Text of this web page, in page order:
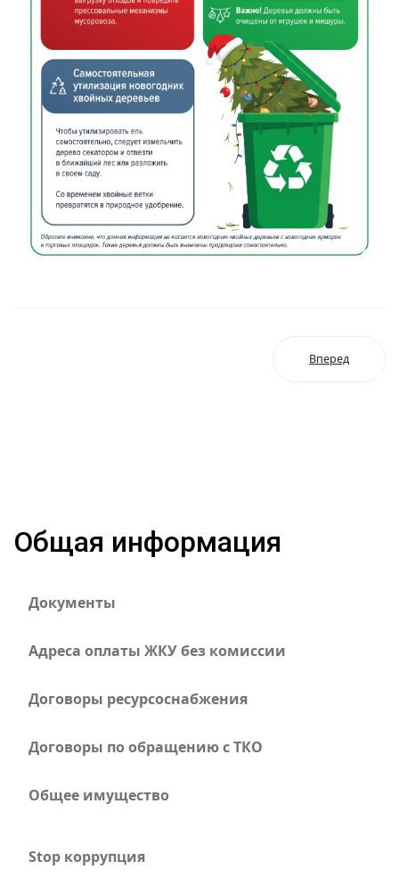
Вперед
Общая информация
Документы
Адреса оплаты ЖКУ без комиссии
Договоры ресурсоснабжения
Договоры по обращению с ТКО
Общее имущество
Stop коррупция